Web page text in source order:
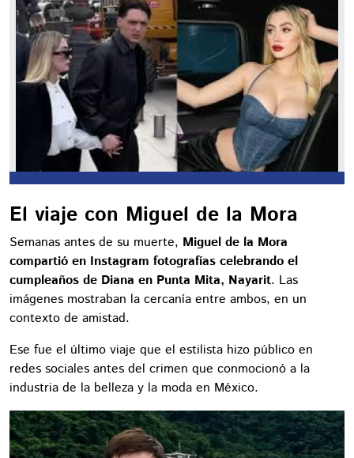
El viaje con Miguel de la Mora
Semanas antes de su muerte, Miguel de la Mora
compartió en Instagram fotografías celebrando el
cumpleaños de Diana en Punta Mita, Nayarit. Las
imágenes mostraban la cercanía entre ambos, en un
contexto de amistad.
Ese fue el último viaje que el estilista hizo público en
redes sociales antes del crimen que conmocionó a la
industria de la belleza y la moda en México.